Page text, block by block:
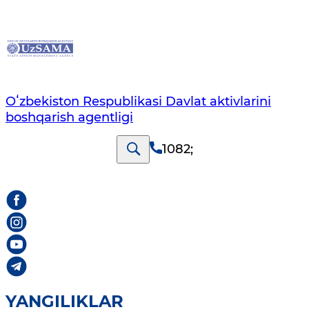
Oʻzbekiston Respublikasi Davlat aktivlarini
boshqarish agentligi
1082;
YANGILIKLAR